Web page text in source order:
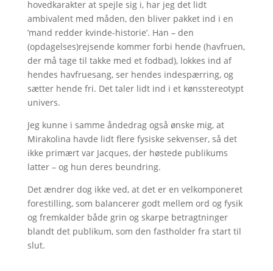
hovedkarakter at spejle sig i, har jeg det lidt
ambivalent med måden, den bliver pakket ind i en
’mand redder kvinde-historie’. Han – den
(opdagelses)rejsende kommer forbi hende (havfruen,
der må tage til takke med et fodbad), lokkes ind af
hendes havfruesang, ser hendes indespærring, og
sætter hende fri. Det taler lidt ind i et kønsstereotypt
univers.
Jeg kunne i samme åndedrag også ønske mig, at
Mirakolina havde lidt flere fysiske sekvenser, så det
ikke primært var Jacques, der høstede publikums
latter – og hun deres beundring.
Det ændrer dog ikke ved, at det er en velkomponeret
forestilling, som balancerer godt mellem ord og fysik
og fremkalder både grin og skarpe betragtninger
blandt det publikum, som den fastholder fra start til
slut.